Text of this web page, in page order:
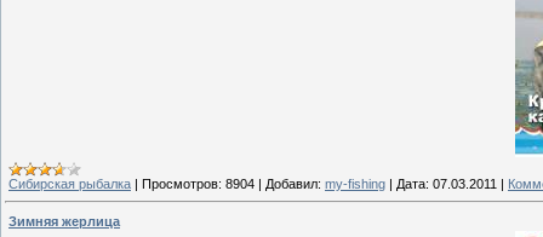
Сибирская рыбалка | Просмотров: 8904 | Добавил: my-fishing | Дата: 07.03.2011 |
Зимняя жерлица